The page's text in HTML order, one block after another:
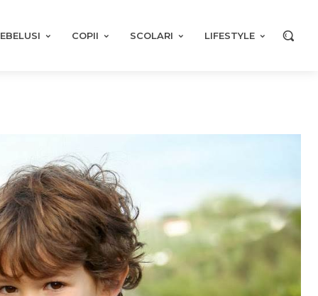
COPII SCOLARI LIFESTYLE